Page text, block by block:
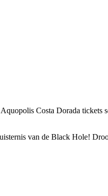
Costa Dorada tickets
van de Black Hole!